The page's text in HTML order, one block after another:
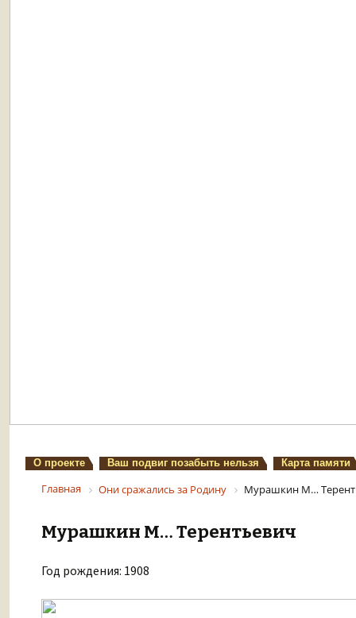
О проекте Ваш подвиг позабыть нельзя Карта памяти
Главная Они сражались за Родину Мурашкин М…
Мурашкин М… Терентьевич
Год рождения: 1908